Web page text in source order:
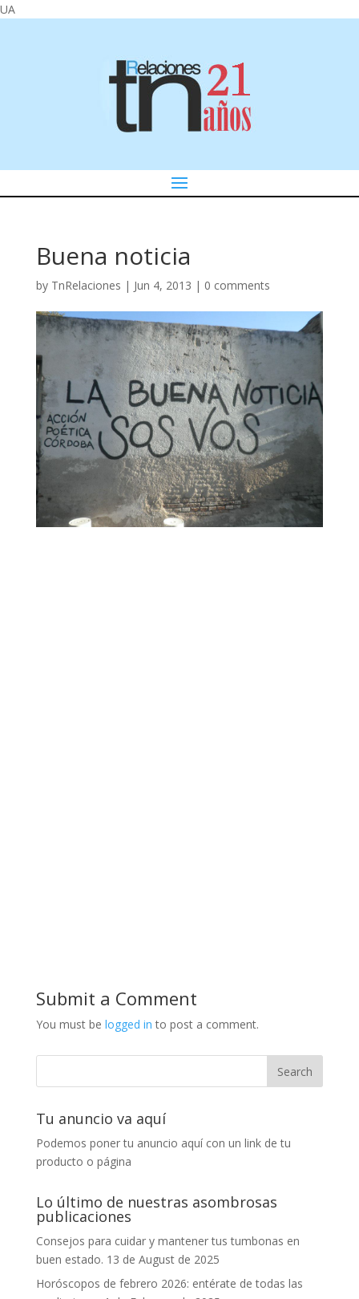
UA
Buena noticia
by TnRelaciones | Jun 4, 2013 | 0 comments
Submit a Comment
You must be logged in to post a comment.
Tu anuncio va aquí
Podemos poner tu anuncio aquí con un link de tu
producto o página
Lo último de nuestras asombrosas
publicaciones
Consejos para cuidar y mantener tus tumbonas en
buen estado. 13 de August de 2025
Horóscopos de febrero 2026: entérate de todas las